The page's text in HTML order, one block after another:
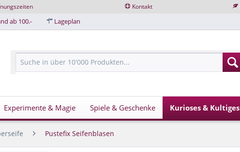
Kontakt
ab 100.- Lageplan
Experimente & Magie Spiele & Geschenke Kurioses & Kultiges
Pustefix Seifenblasen